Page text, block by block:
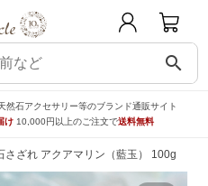
search
然石アクセサリー等のブランド通販サイト
け 10,000円以上のご注文で送料無料
さざれ アクアマリン（藍玉） 100g